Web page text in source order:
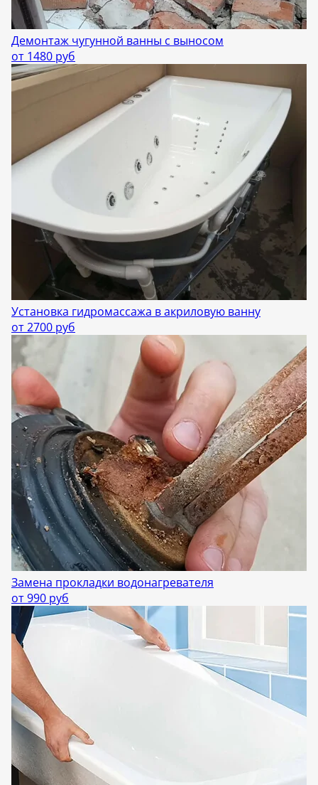
Демонтаж чугунной ванны с выносом
от 1480 руб
Установка гидромассажа в акриловую ванну
от 2700 руб
Замена прокладки водонагревателя
от 990 руб